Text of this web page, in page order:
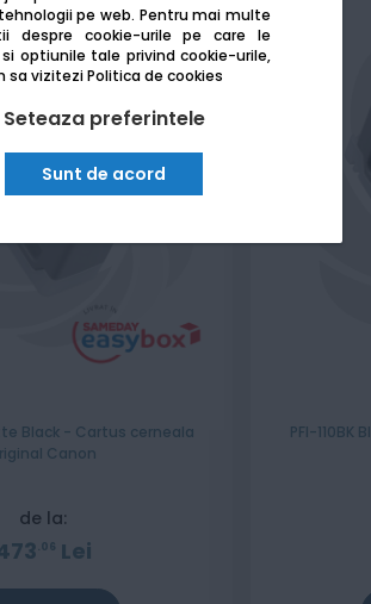
pe web. Pentru mai multe
despre cookie-urile pe care le
optiunile tale privind cookie-urile,
sa viziteziPolitica de cookies
Seteaza preferintele
Sunt de acord
Black - Cartus cerneala
Canon
de la:
06 Lei
PFI-